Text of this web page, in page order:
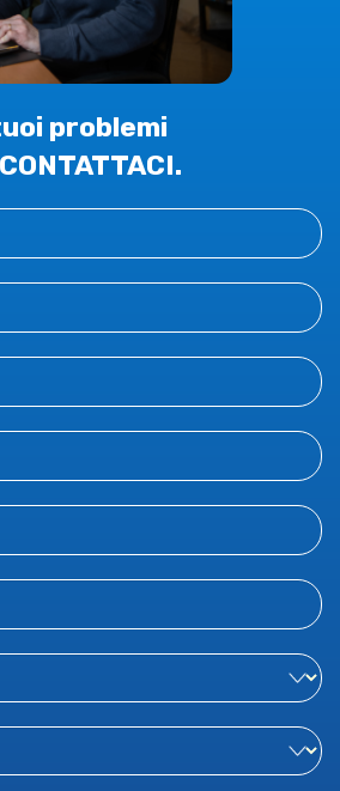
problemi